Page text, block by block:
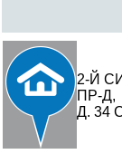
2-Й
ПР-Д,
Д. 34